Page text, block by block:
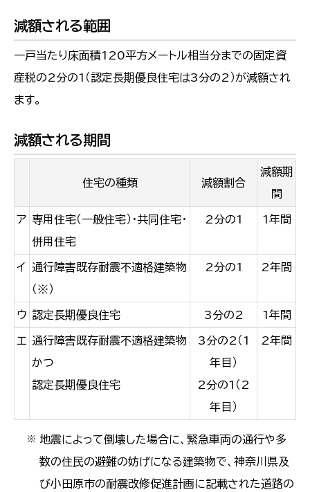
減額される範囲
一戸当たり床面積120平方メートル相当分までの固定資
産税の2分の1（認定長期優良住宅は3分の2）が減額され
ます。
減額される期間
住宅の種類 減額割合
減額期
間
ア 専用住宅（一般住宅）・共同住宅・
併用住宅
2分の1 1年間
イ
通行障害既存耐震不適格建築物
（※）
2分の1 2年間
ウ 認定長期優良住宅 3分の2 1年間
エ 通行障害既存耐震不適格建築物
かつ
認定長期優良住宅
3分の2（1
年目）
2分の1（2
年目）
2年間
※ 地震によって倒壊した場合に、緊急車両の通行や多
数の住民の避難の妨げになる建築物で、神奈川県及
び小田原市の耐震改修促進計画に記載された道路の